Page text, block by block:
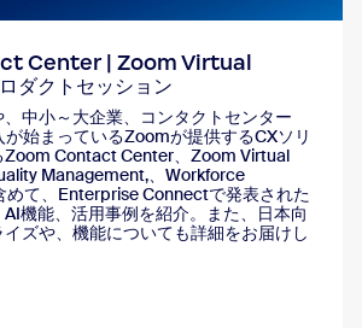
Center | Zoom Virtual
ダクトセッション
中小～大企業、コンタクトセンター
が始まっているZoomが提供するCXソリ
Zoom Contact Center、Zoom Virtual
Management,、Workforce
て、Enterprise Connectで発表された
機能、活用事例を紹介。また、日本向
ズや、機能についても詳細をお届けし